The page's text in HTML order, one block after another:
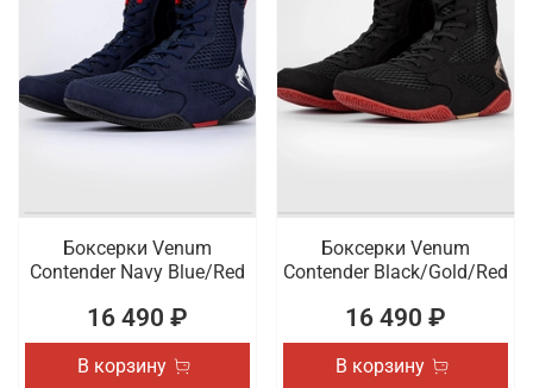
Боксерки Venum
Contender Navy Blue/Red
16 490 ₽
В корзину
Боксерки Venum
Contender Black/Gold/Red
16 490 ₽
В корзину